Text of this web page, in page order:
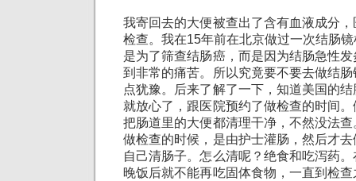
我寄回去的大便被查出了含有血液成分
检查。我在15年前在北京做过一次结肠
是为了筛查结肠癌，而是因为结肠急性
到非常的痛苦。所以究竟要不要去做结
点犹豫。后来了解了一下，知道美国的
就放心了，跟医院预约了做检查的时间
把肠道里的大便都清理干净，不然没法
做检查的时候，是由护士灌肠，然后才
自己清肠子。怎么清呢？绝食和吃泻药
晚饭后就不能再吃固体食物，一直到检